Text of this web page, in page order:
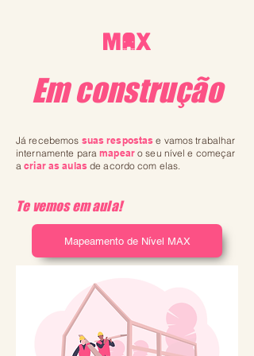
Em construção
Já recebemos suas respostas e vamos trabalhar
internamente paramapearo seu nível e começar
acriar as aulasde acordo com elas.
Te vemos em aula!
Mapeamento de Nível MAX